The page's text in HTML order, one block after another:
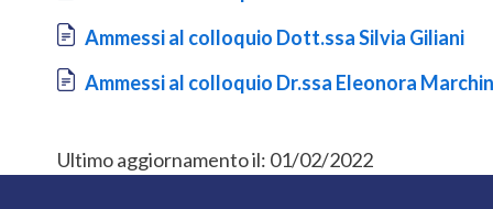
Document
Ammessi al colloquio Dott.ssa Silvia Giliani
Document
Ammessi al colloquio Dr.ssa Eleonora
Ultimo aggiornamento il: 01/02/2022